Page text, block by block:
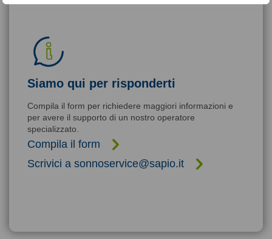
Siamo qui per risponderti
Compila il form per richiedere maggiori informazioni e
per avere il supporto di un nostro operatore
specializzato.
Compila il form
Scrivici a sonnoservice@sapio.it